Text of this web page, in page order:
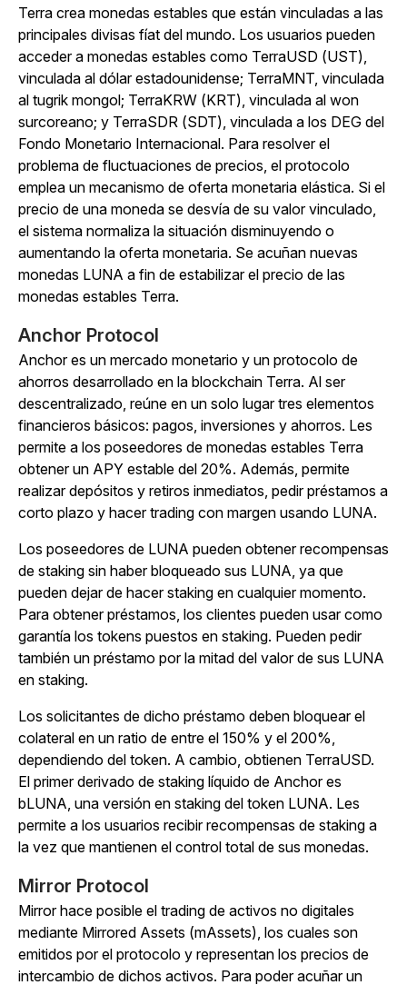
Terra crea monedas estables que están vinculadas a las
principales divisas fíat del mundo. Los usuarios pueden
acceder a monedas estables como TerraUSD (UST),
vinculada al dólar estadounidense; TerraMNT, vinculada
al tugrik mongol; TerraKRW (KRT), vinculada al won
surcoreano; y TerraSDR (SDT), vinculada a los DEG del
Fondo Monetario Internacional. Para resolver el
problema de fluctuaciones de precios, el protocolo
emplea un mecanismo de oferta monetaria elástica. Si el
precio de una moneda se desvía de su valor vinculado,
el sistema normaliza la situación disminuyendo o
aumentando la oferta monetaria. Se acuñan nuevas
monedas LUNA a fin de estabilizar el precio de las
monedas estables Terra.
Anchor Protocol
Anchor es un mercado monetario y un protocolo de
ahorros desarrollado en la blockchain Terra. Al ser
descentralizado, reúne en un solo lugar tres elementos
financieros básicos: pagos, inversiones y ahorros. Les
permite a los poseedores de monedas estables Terra
obtener un APY estable del 20%. Además, permite
realizar depósitos y retiros inmediatos, pedir préstamos a
corto plazo y hacer trading con margen usando LUNA.
Los poseedores de LUNA pueden obtener recompensas
de staking sin haber bloqueado sus LUNA, ya que
pueden dejar de hacer staking en cualquier momento.
Para obtener préstamos, los clientes pueden usar como
garantía los tokens puestos en staking. Pueden pedir
también un préstamo por la mitad del valor de sus LUNA
en staking.
Los solicitantes de dicho préstamo deben bloquear el
colateral en un ratio de entre el 150% y el 200%,
dependiendo del token. A cambio, obtienen TerraUSD.
El primer derivado de staking líquido de Anchor es
bLUNA, una versión en staking del token LUNA. Les
permite a los usuarios recibir recompensas de staking a
la vez que mantienen el control total de sus monedas.
Mirror Protocol
Mirror hace posible el trading de activos no digitales
mediante Mirrored Assets (mAssets), los cuales son
emitidos por el protocolo y representan los precios de
intercambio de dichos activos. Para poder acuñar un